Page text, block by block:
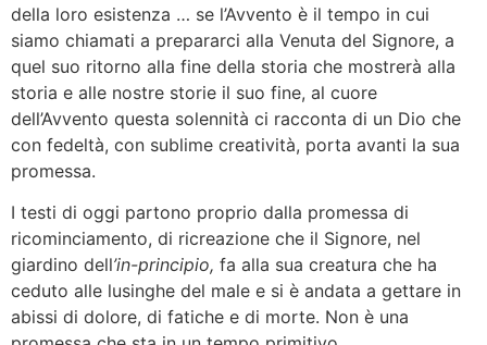
della loro esistenza … se l’Avvento è il tempo in cui
siamo chiamati a prepararci alla Venuta del Signore, a
quel suo ritorno alla fine della storia che mostrerà alla
storia e alle nostre storie il suo fine, al cuore
dell’Avvento questa solennità ci racconta di un Dio che
con fedeltà, con sublime creatività, porta avanti la sua
promessa.
I testi di oggi partono proprio dalla promessa di
ricominciamento, di ricreazione che il Signore, nel
giardino dell’in-principio, fa alla sua creatura che ha
ceduto alle lusinghe del male e si è andata a gettare in
abissi di dolore, di fatiche e di morte. Non è una